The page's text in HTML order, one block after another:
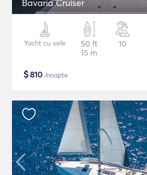
Bavaria Cruiser
Yacht cu vele
50 ft
15 m
10
$810 /noapte